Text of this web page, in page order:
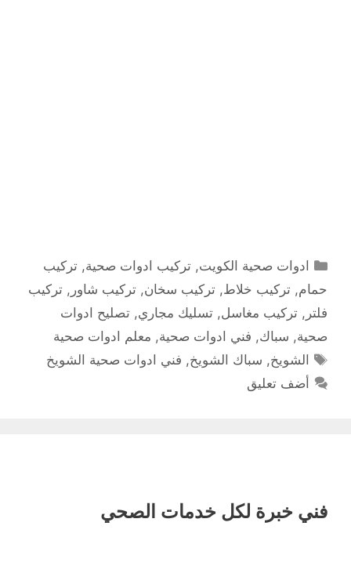
التصنيفات
ادوات صحية الكويت,تركيب ادوات صحية,تركيب
حمام, تركيب خلاط, تركيب سخان, تركيب شاور , تركيب
فلتر , تركيب مغاسل, تسليك مجاري, تصليح ادوات
صحية, سباك, فني ادوات صحية, معلم ادوات صحية
الوسوم
الشويخ, سباك الشويخ, فني ادوات صحية الشويخ
أضف تعليق
فني خبرة لكل خدمات الصحي